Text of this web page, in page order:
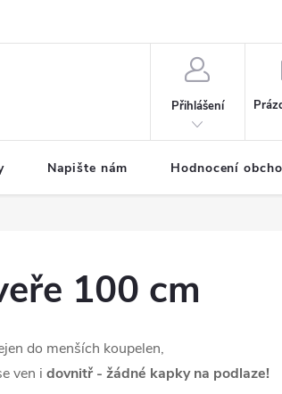
Přihlášení
Napište nám Hodnocení
100 cm
do menších koupelen,
ven i dovnitř - žádné kapky na podlaze!